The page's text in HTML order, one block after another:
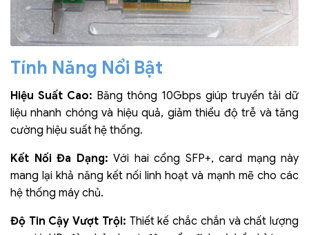
Tính Năng Nổi Bật
Hiệu Suất Cao: Băng thông 10Gbps giúp truyền tải dữ
liệu nhanh chóng và hiệu quả, giảm thiểu độ trễ và tăng
cường hiệu suất hệ thống.
Kết Nối Đa Dạng: Với hai cổng SFP+, card mạng này
mang lại khả năng kết nối linh hoạt và mạnh mẽ cho các
hệ thống máy chủ.
Độ Tin Cậy Vượt Trội: Thiết kế chắc chắn và chất lượng